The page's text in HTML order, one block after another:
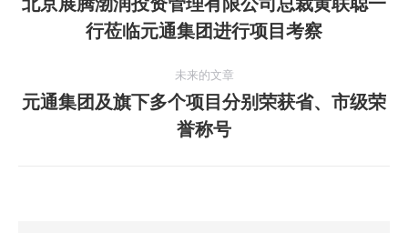
航
历
史
文
章：
行莅临元通集团进行项目考察
未来的文章
未
来
元通集团及旗下多个项目分别荣获省、市级荣
誉称号